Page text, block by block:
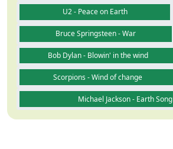
U2 - Peace on Earth
Bruce Springsteen - War
Bob Dylan - Blowin' in the wind
Scorpions - Wind of change
Michael Jackson - Earth Song